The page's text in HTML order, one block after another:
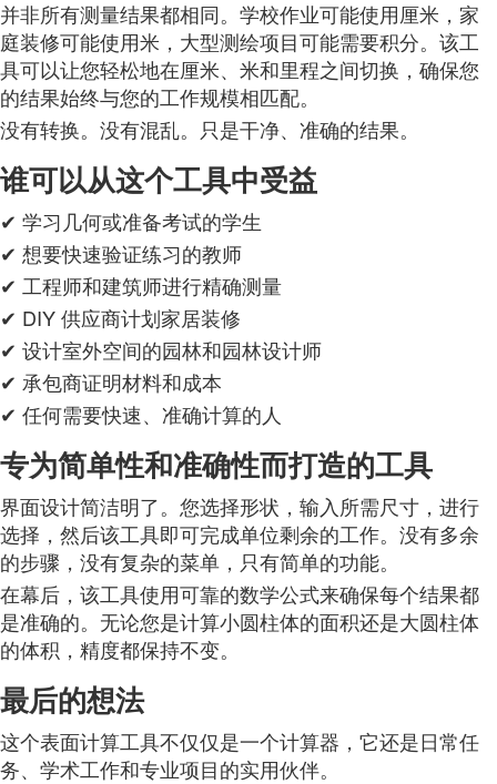
并非所有测量结果都相同。学校作业可能使用厘米，家
庭装修可能使用米，大型测绘项目可能需要积分。该工
具可以让您轻松地在厘米、米和里程之间切换，确保您
的结果始终与您的工作规模相匹配。
没有转换。没有混乱。只是干净、准确的结果。
谁可以从这个工具中受益
✔ 学习几何或准备考试的学生
✔ 想要快速验证练习的教师
✔ 工程师和建筑师进行精确测量
✔ DIY 供应商计划家居装修
✔ 设计室外空间的园林和园林设计师
✔ 承包商证明材料和成本
✔ 任何需要快速、准确计算的人
专为简单性和准确性而打造的工具
界面设计简洁明了。您选择形状，输入所需尺寸，进行
选择，然后该工具即可完成单位剩余的工作。没有多余
的步骤，没有复杂的菜单，只有简单的功能。
在幕后，该工具使用可靠的数学公式来确保每个结果都
是准确的。无论您是计算小圆柱体的面积还是大圆柱体
的体积，精度都保持不变。
最后的想法
这个表面计算工具不仅仅是一个计算器，它还是日常任
务、学术工作和专业项目的实用伙伴。